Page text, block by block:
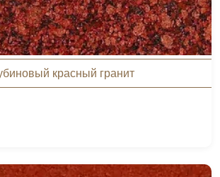
красный гранит